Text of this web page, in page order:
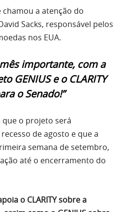
a atenção do
Sacks, responsável pelos
nos EUA.
importante, com a
GENIUS e o CLARITY
o Senado!”
que o projeto será
de agosto e que a
semana de setembro,
até o encerramento do
o CLARITY sobre a